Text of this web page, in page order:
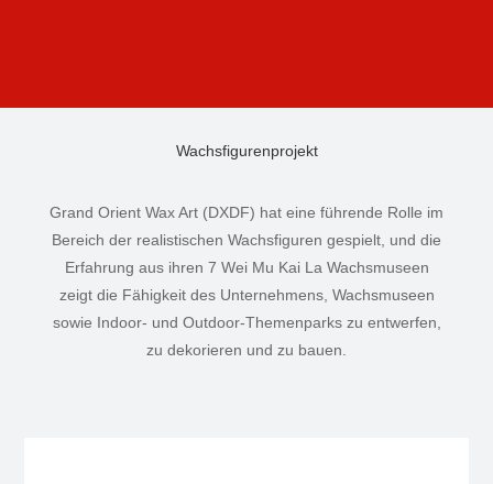
Wachsfigurenprojekt
Grand Orient Wax Art (DXDF) hat eine führende Rolle im
Bereich der realistischen Wachsfiguren gespielt, und die
Erfahrung aus ihren 7 Wei Mu Kai La Wachsmuseen
zeigt die Fähigkeit des Unternehmens, Wachsmuseen
sowie Indoor- und Outdoor-Themenparks zu entwerfen,
zu dekorieren und zu bauen.